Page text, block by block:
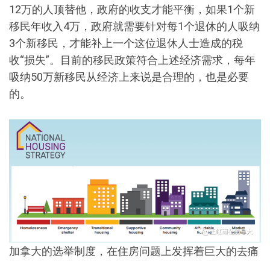
12万的人顶替他，政府的收支才能平衡，如果1个新
移民年收入4万，政府就需要针对每1个退休的人吸纳
3个新移民，才能补上一个这位退休人士造成的税
收“损失”。目前的移民政策符合上述经济需求，每年
吸纳50万新移民从经济上来说是合理的，也是必要
的。
加拿大的选举制度，在住房问题上发挥着巨大的去痛